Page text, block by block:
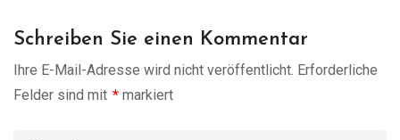
Schreiben Sie einen Kommentar
Ihre E-Mail-Adresse wird nicht veröffentlicht. Erforderliche
Felder sind mit * markiert